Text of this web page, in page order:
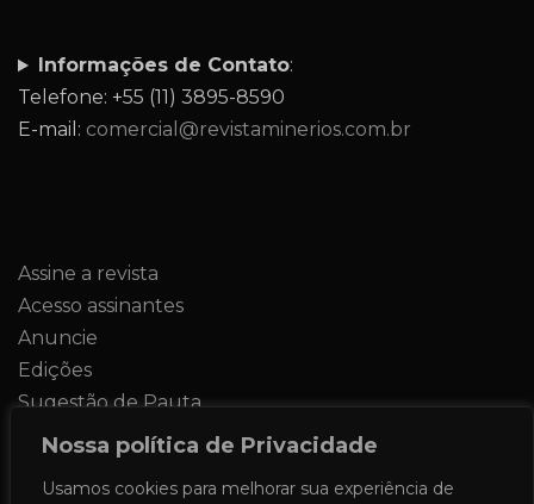
Nossa política de Privacidade
Usamos cookies para melhorar sua experiência de
Informações de Contato:
Telefone: +55 (11) 3895-8590
E-mail: comercial@revistaminerios.com.br
Assine a revista
Acesso assinantes
Anuncie
Edições
Sugestão de Pauta
Contato